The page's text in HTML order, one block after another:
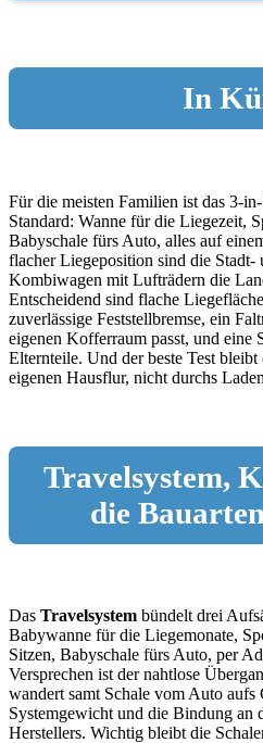
In
Für die meisten Familien ist das 3-
Standard: Wanne für die Liegezeit,
Babyschale fürs Auto, alles auf
flacher Liegeposition sind die Stadt-
Kombiwagen mit Lufträdern die
Entscheidend sind flache
zuverlässige Feststellbremse, ein
eigenen Kofferraum passt, und eine
Elternteile. Und der beste Test
eigenen Hausflur, nicht durchs
Travelsystem,
die
Das Travelsystem bündelt drei
Babywanne für die Liegemonate,
Sitzen, Babyschale fürs Auto, per
Versprechen ist der nahtlose
wandert samt Schale vom Auto aufs
Systemgewicht und die Bindung an
Herstellers. Wichtig bleibt die